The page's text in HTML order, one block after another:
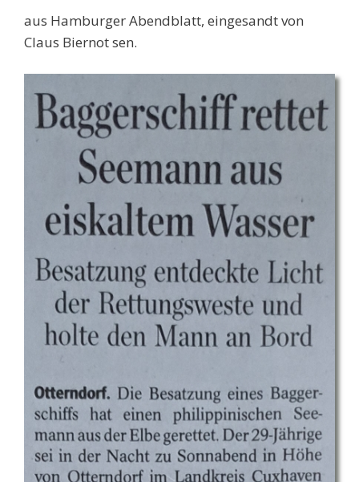
aus Hamburger Abendblatt, eingesandt von
Claus Biernot sen.